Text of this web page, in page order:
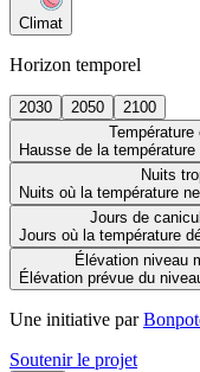
Climat
Horizon temporel
2030 2050
2100
Température
Hausse de la
Nuits
Nuits où la température
Jours de
Jours où la température
Élévation niveau
Élévation prévue du
Une initiative par
Soutenir le projet